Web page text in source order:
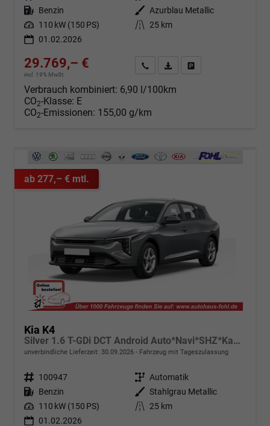
Kraftstoff Benzin Außenfarbe Azurblau Metallic
Leistung 110 kW (150 PS) Kilometerstand 25 km
01.02.2026
29.769,– €
incl. 19% MwSt.
Angebot anfordern
Fahrzeugexpose (PDF)
Verbrauch kombiniert: 6,90 l/100km
CO2-Klasse: E
CO2-Emissionen: 155,00 g/km
ab 277,– € mtl.
Kia K4
Silver 1.6 T-GDi DCT Android Auto*Navi*SHZ*Kamera*ACC*Keyless*2Z Klimaauto*
unverbindliche Lieferzeit: 30.09.2026 Fahrzeug mit Tageszulassung
Fahrzeugnr. 100947 Getriebe Automatik
Kraftstoff Benzin Außenfarbe Stahlgrau Metallic
Leistung 110 kW (150 PS) Kilometerstand 25 km
01.02.2026